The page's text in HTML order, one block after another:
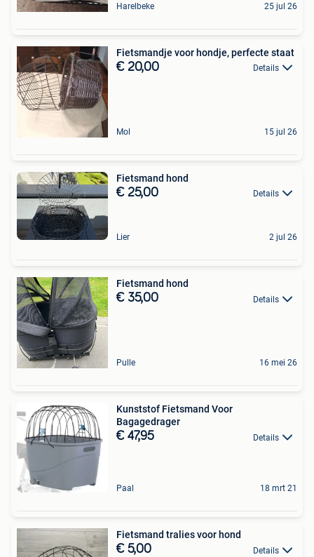
Harelbeke 25 jul 26
Fietsmandje voor hondje, perfecte staat
€ 20,00 Details
Mol 15 jul 26
Fietsmand hond
€ 25,00 Details
Lier 2 jul 26
Fietsmand hond
€ 35,00 Details
Pulle 16 mei 26
Kunststof Fietsmand Voor
Bagagedrager
€ 47,95 Details
Paal 18 mrt 21
Fietsmand tralies voor hond
€ 5,00 Details